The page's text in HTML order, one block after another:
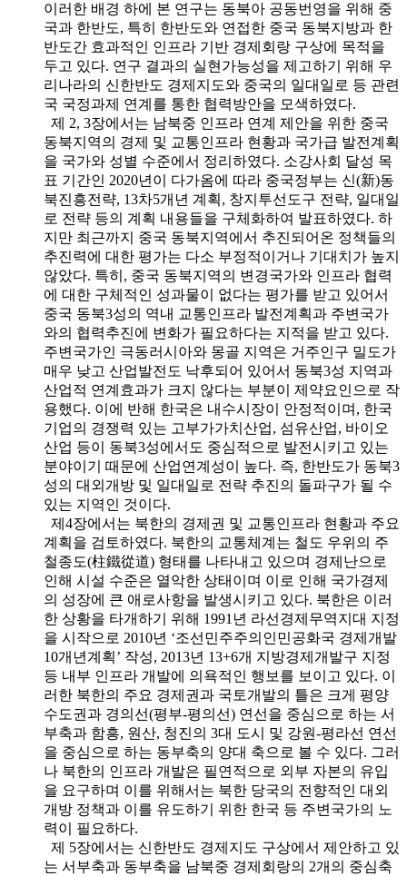
이러한 배경 하에 본 연구는 동북아 공동번영을 위해 중
국과 한반도, 특히 한반도와 연접한 중국 동북지방과 한
반도간 효과적인 인프라 기반 경제회랑 구상에 목적을
두고 있다. 연구 결과의 실현가능성을 제고하기 위해 우
리나라의 신한반도 경제지도와 중국의 일대일로 등 관련
국 국정과제 연계를 통한 협력방안을 모색하였다.
제 2, 3장에서는 남북중 인프라 연계 제안을 위한 중국
동북지역의 경제 및 교통인프라 현황과 국가급 발전계획
을 국가와 성별 수준에서 정리하였다. 소강사회 달성 목
표 기간인 2020년이 다가옴에 따라 중국정부는 신(新)동
북진흥전략, 13차5개년 계획, 창지투선도구 전략, 일대일
로 전략 등의 계획 내용들을 구체화하여 발표하였다. 하
지만 최근까지 중국 동북지역에서 추진되어온 정책들의
추진력에 대한 평가는 다소 부정적이거나 기대치가 높지
않았다. 특히, 중국 동북지역의 변경국가와 인프라 협력
에 대한 구체적인 성과물이 없다는 평가를 받고 있어서
중국 동북3성의 역내 교통인프라 발전계획과 주변국가
와의 협력추진에 변화가 필요하다는 지적을 받고 있다.
주변국가인 극동러시아와 몽골 지역은 거주인구 밀도가
매우 낮고 산업발전도 낙후되어 있어서 동북3성 지역과
산업적 연계효과가 크지 않다는 부분이 제약요인으로 작
용했다. 이에 반해 한국은 내수시장이 안정적이며, 한국
기업의 경쟁력 있는 고부가가치산업, 섬유산업, 바이오
산업 등이 동북3성에서도 중심적으로 발전시키고 있는
분야이기 때문에 산업연계성이 높다. 즉, 한반도가 동북3
성의 대외개방 및 일대일로 전략 추진의 돌파구가 될 수
있는 지역인 것이다.
제4장에서는 북한의 경제권 및 교통인프라 현황과 주요
계획을 검토하였다. 북한의 교통체계는 철도 우위의 주
철종도(柱鐵從道) 형태를 나타내고 있으며 경제난으로
인해 시설 수준은 열악한 상태이며 이로 인해 국가경제
의 성장에 큰 애로사항을 발생시키고 있다. 북한은 이러
한 상황을 타개하기 위해 1991년 라선경제무역지대 지정
을 시작으로 2010년 ‘조선민주주의인민공화국 경제개발
10개년계획’ 작성, 2013년 13+6개 지방경제개발구 지정
등 내부 인프라 개발에 의욕적인 행보를 보이고 있다. 이
러한 북한의 주요 경제권과 국토개발의 틀은 크게 평양
수도권과 경의선(평부-평의선) 연선을 중심으로 하는 서
부축과 함흥, 원산, 청진의 3대 도시 및 강원-평라선 연선
을 중심으로 하는 동부축의 양대 축으로 볼 수 있다. 그러
나 북한의 인프라 개발은 필연적으로 외부 자본의 유입
을 요구하며 이를 위해서는 북한 당국의 전향적인 대외
개방 정책과 이를 유도하기 위한 한국 등 주변국가의 노
력이 필요하다.
제 5장에서는 신한반도 경제지도 구상에서 제안하고 있
는 서부축과 동부축을 남북중 경제회랑의 2개의 중심축